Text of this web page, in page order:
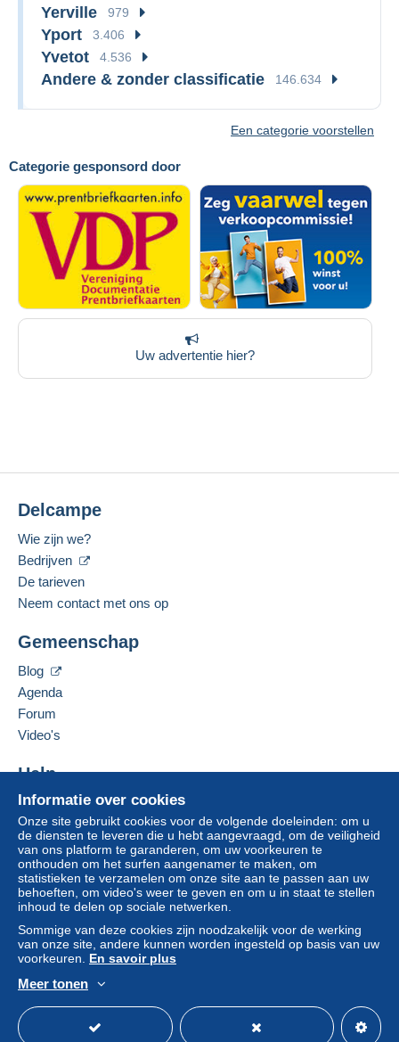
Categorie gesponsord door
Uw advertentie hier?
Yerville 979
Yport 3.406
Yvetot 4.536
Andere & zonder classificatie 146.634
Een categorie voorstellen
Informatie over cookies
Onze site gebruikt cookies voor de volgende doeleinden: om u
de diensten te leveren die u hebt aangevraagd, om de veiligheid
van ons platform te garanderen, om uw voorkeuren te
onthouden om het surfen aangenamer te maken, om
statistieken te verzamelen om onze site aan te passen aan uw
behoeften, om video's weer te geven en om u in staat te stellen
inhoud te delen op sociale netwerken.
Sommige van deze cookies zijn noodzakelijk voor de werking
van onze site, andere kunnen worden ingesteld op basis van uw
voorkeuren. En savoir plus
Meer tonen
Delcampe
Wie zijn we?
Bedrijven
De tarieven
Neem contact met ons op
Gemeenschap
Blog
Agenda
Forum
Video's
Help
Hulpcentrum
Kopen op Delcampe
Verkopen op Delcampe
Een beveiligde website